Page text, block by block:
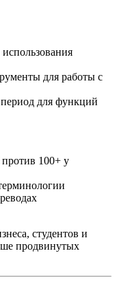
использования
для работы с
для функций
100+ у
студентов и
продвинутых